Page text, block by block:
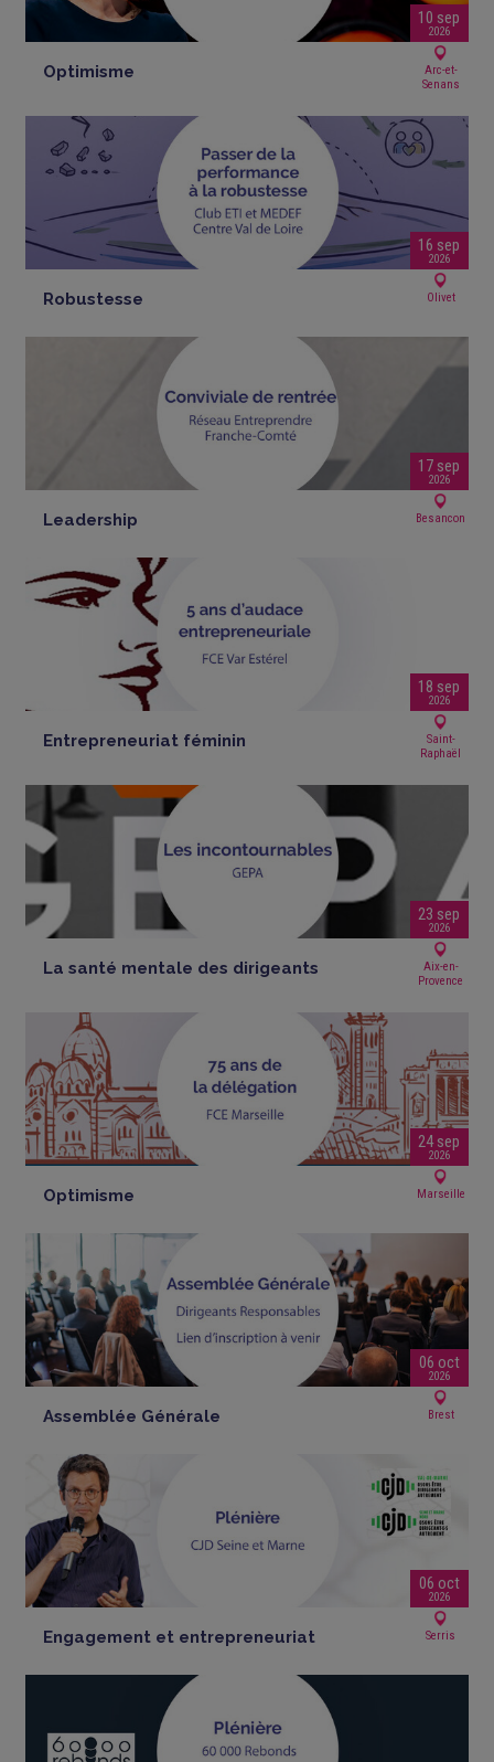
10 sep
2026
Optimisme
Arc-et-
Senans
16 sep
2026
Robustesse Olivet
17 sep
2026
Leadership Besancon
18 sep
2026
Entrepreneuriat féminin
Saint-
Raphaël
23 sep
2026
La santé mentale des dirigeants
Aix-en-
Provence
24 sep
2026
Optimisme Marseille
06 oct
2026
Assemblée Générale Brest
06 oct
2026
Engagement et entrepreneuriat Serris